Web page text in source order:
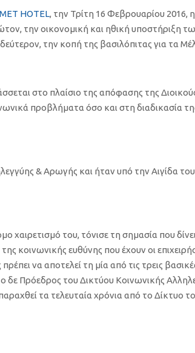
HOTEL, την Τρίτη 16 Φεβρουαρίου 2016,
την οικονομική και ηθική υποστήριξη
δεύτερον, την κοπή της βασιλόπιτας για τα
στο πλαίσιο της απόφασης της
προβλήματα όσο και στη διαδικασία
& Αρωγής και ήταν υπό την Αιγίδα
του, τόνισε τη σημασία που
κοινωνικής ευθύνης που έχουν οι
να αποτελεί τη μία από τις τρεις
ο δε Πρόεδρος του Δικτύου Κοινωνικής
τα τελευταία χρόνια από το Δίκτυο